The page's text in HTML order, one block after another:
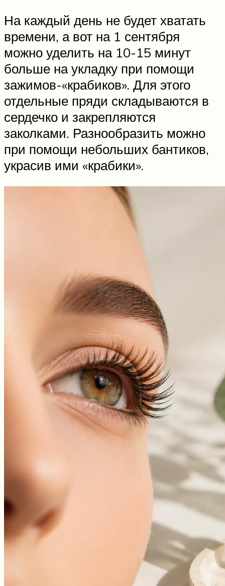
На каждый день не будет хватать
времени, а вот на 1 сентября
можно уделить на 10-15 минут
больше на укладку при помощи
зажимов-«крабиков». Для этого
отдельные пряди складываются в
сердечко и закрепляются
заколками. Разнообразить можно
при помощи небольших бантиков,
украсив ими «крабики».